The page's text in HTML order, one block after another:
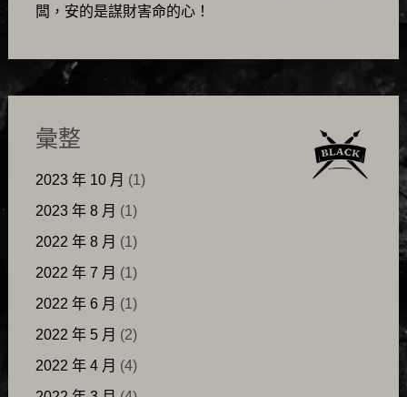
闆，安的是謀財害命的心！
彙整
2023 年 10 月 (1)
2023 年 8 月 (1)
2022 年 8 月 (1)
2022 年 7 月 (1)
2022 年 6 月 (1)
2022 年 5 月 (2)
2022 年 4 月 (4)